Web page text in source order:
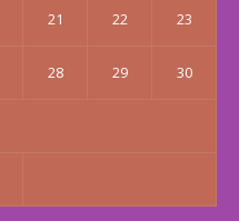
21 22 23
28 29 30